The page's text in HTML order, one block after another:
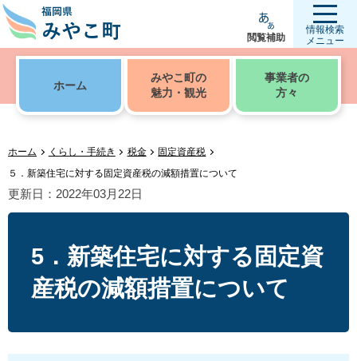
閲覧補助
情報検索
メニュー
ホーム
みやこ町の
魅力・観光
事業者の
方々
ホーム くらし・手続き 税金
固定資産税
５．新築住宅に対する固定資産税の減額措置について
更新日：2022年03月22日
5．新築住宅に対する固定資
産税の減額措置について